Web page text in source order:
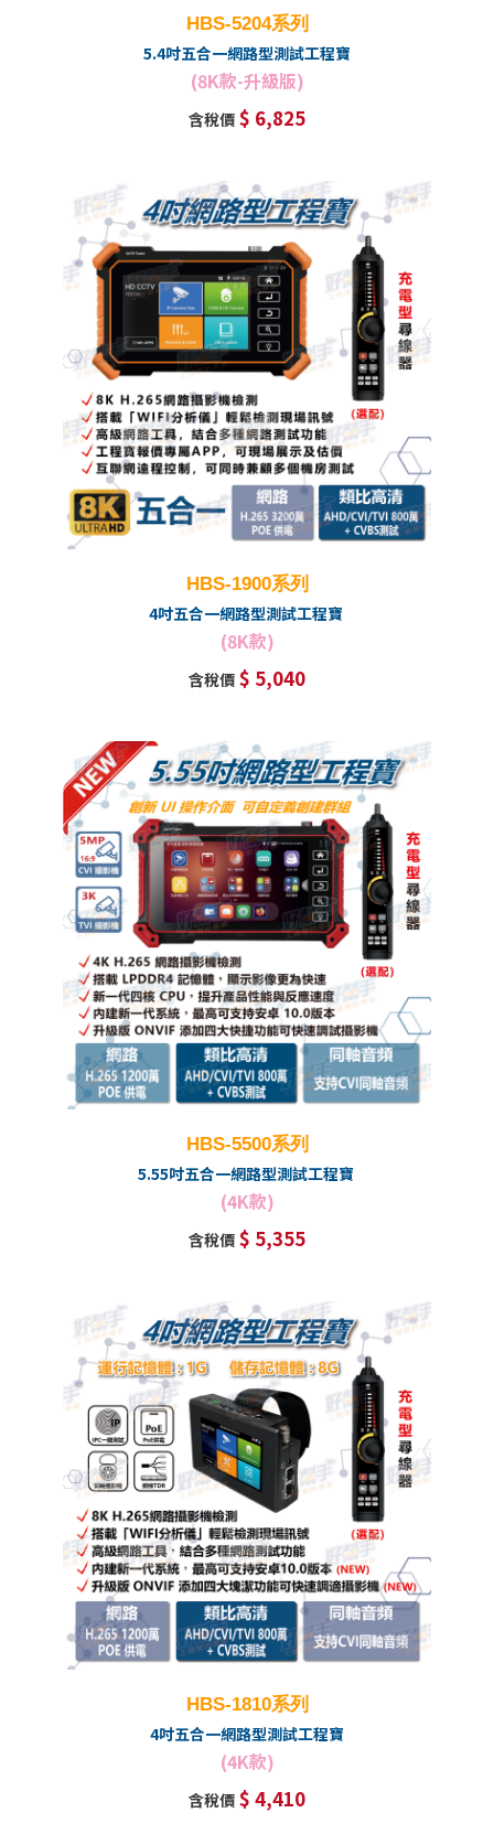
HBS-5204系列
5.4吋五合一網路型測試工程寶
(8K款-升級版)
含稅價 $ 6,825
HBS-1900系列
4吋五合一網路型測試工程寶
(8K款)
含稅價 $ 5,040
HBS-5500系列
5.55吋五合一網路型測試工程寶
(4K款)
含稅價 $ 5,355
HBS-1810系列
4吋五合一網路型測試工程寶
(4K款)
含稅價 $ 4,410